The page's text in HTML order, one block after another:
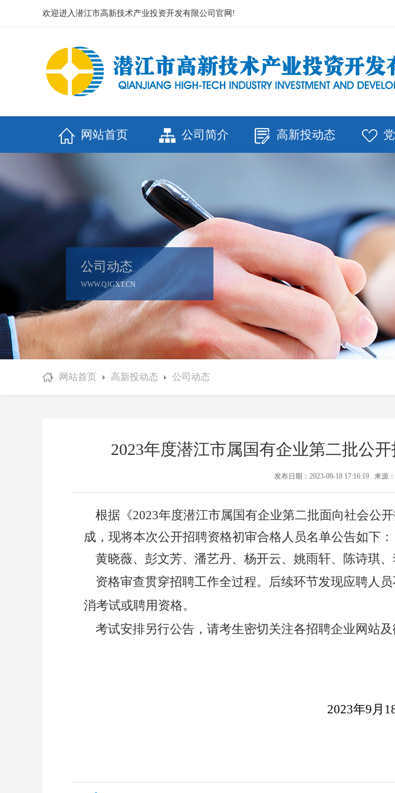
欢迎进入潜江市高新技术产业投资开发有限公司官网!
网站首页 公司简介 高新投动态
公司动态
WWW.QJGXT.CN
网站首页 高新投动态 公司动态
2023年度潜江市属国有企业第二批公
发布日期：2023-09-18 17:16:19 来源
根据《2023年度潜江市属国有企业第二批面向社会公
成，现将本次公开招聘资格初审合格人员名单公告如下：
黄晓薇、彭文芳、潘艺丹、杨开云、姚雨轩、陈诗琪
资格审查贯穿招聘工作全过程。后续环节发现应聘人
消考试或聘用资格。
考试安排另行公告，请考生密切关注各招聘企业网站及
2023年9月18